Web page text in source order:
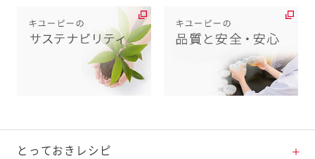
とっておきレシピ